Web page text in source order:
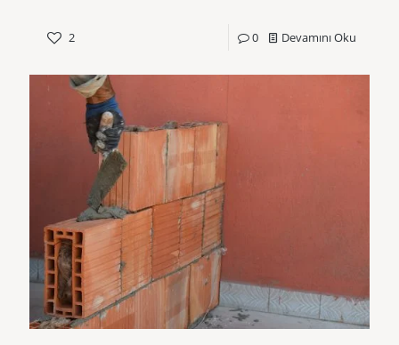
2 0 Devamını Oku